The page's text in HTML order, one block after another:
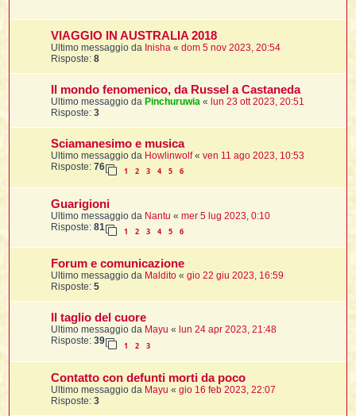
VIAGGIO IN AUSTRALIA 2018
Ultimo messaggio da Inisha «dom 5 nov 2023, 20:54
Risposte:8
Il mondo fenomenico, da Russel a Castaneda
Ultimo messaggio daPinchuruwia «lun 23 ott 2023, 20:51
Risposte:3
Sciamanesimo e musica
Ultimo messaggio da Howlinwolf«ven 11 ago 2023, 10:53
Risposte:76 1 2 3 4 5 6
Guarigioni
Ultimo messaggio da Nantu «mer 5 lug 2023, 0:10
Risposte:81 1 2 3 4 5 6
Forum e comunicazione
Ultimo messaggio da Maldito «gio 22 giu 2023, 16:59
Risposte:5
Il taglio del cuore
Ultimo messaggio da Mayu « lun 24 apr 2023, 21:48
Risposte:39 1 2 3
Contatto con defunti morti da poco
Ultimo messaggio da Mayu «gio 16 feb 2023, 22:07
Risposte:3